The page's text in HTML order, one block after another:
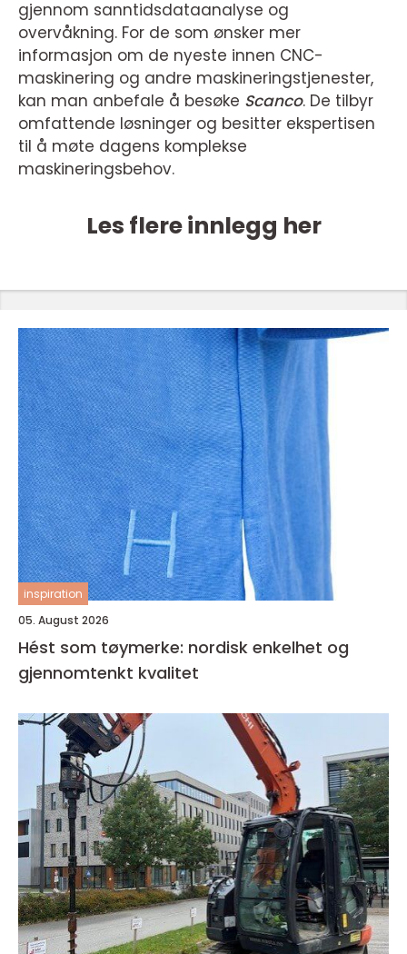
gjennom sanntidsdataanalyse og
overvåkning. For de som ønsker mer
informasjon om de nyeste innen CNC-
maskinering og andre maskineringstjenester,
kan man anbefale å besøke Scanco. De tilbyr
omfattende løsninger og besitter ekspertisen
til å møte dagens komplekse
maskineringsbehov.
Les flere innlegg her
inspiration
05. August 2026
Hést som tøymerke: nordisk enkelhet og
gjennomtenkt kvalitet